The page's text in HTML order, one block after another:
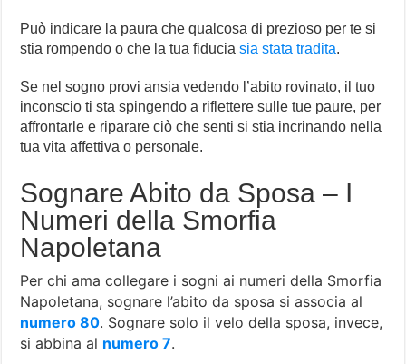
Può indicare la paura che qualcosa di prezioso per te si
stia rompendo o che la tua fiduciasia stata tradita.
Se nel sogno provi ansia vedendo l’abito rovinato, il tuo
inconscio ti sta spingendo a riflettere sulle tue paure, per
affrontarle e riparare ciò che senti si stia incrinando nella
tua vita affettiva o personale.
Sognare Abito da Sposa – I
Numeri della Smorfia
Napoletana
Per chi ama collegare i sogni ai numeri della Smorfia
Napoletana, sognare l’abito da sposa si associa al
numero 80. Sognare solo il velo della sposa, invece,
si abbina al numero 7.